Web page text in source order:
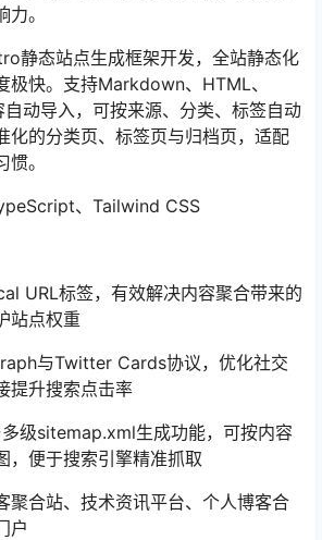
。
静态站点生成框架开发，全站静态化
极快。支持Markdown、HTML、
动导入，可按来源、分类、标签自动
化的分类页、标签页与归档页，适配
。
、Tailwind CSS
URL标签，有效解决内容聚合带来的
站点权重
与Twitter Cards协议，优化社交
提升搜索点击率
级sitemap.xml生成功能，可按内容
，便于搜索引擎精准抓取
聚合站、技术资讯平台、个人博客合
户